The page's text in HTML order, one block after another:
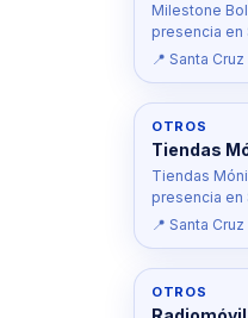
Milestone
presencia en
📍 Santa
OTROS
Tiendas
Tiendas
presencia en
📍 Santa
OTROS